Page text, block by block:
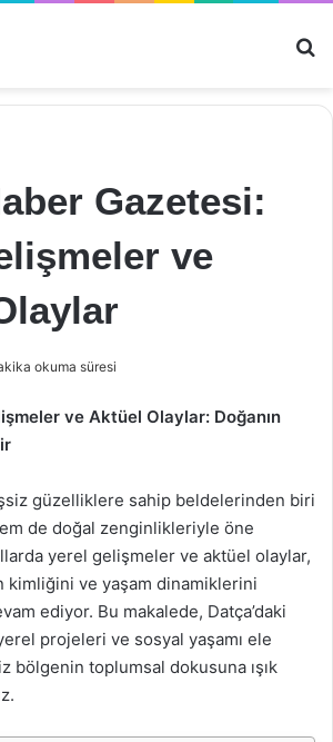
Gazetesi:
ve
okuma süresi
ve Aktüel Olaylar: Doğanın
güzelliklere sahip beldelerinden biri
de doğal zenginlikleriyle öne
yerel gelişmeler ve aktüel olaylar,
kimliğini ve yaşam dinamiklerini
ediyor. Bu makalede, Datça’daki
projeleri ve sosyal yaşamı ele
bölgenin toplumsal dokusuna ışık